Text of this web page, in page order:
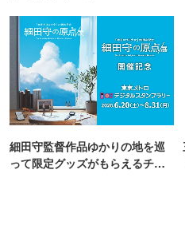
細田守監督作品ゆかりの地を巡
って限定グッズがもらえるチャ